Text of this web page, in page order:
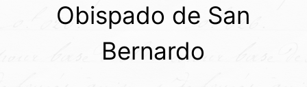
Obispado de San
Bernardo